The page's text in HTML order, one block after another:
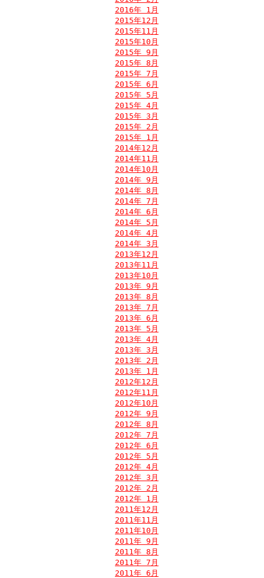
2016年 1月
2015年12月
2015年11月
2015年10月
2015年 9月
2015年 8月
2015年 7月
2015年 6月
2015年 5月
2015年 4月
2015年 3月
2015年 2月
2015年 1月
2014年12月
2014年11月
2014年10月
2014年 9月
2014年 8月
2014年 7月
2014年 6月
2014年 5月
2014年 4月
2014年 3月
2013年12月
2013年11月
2013年10月
2013年 9月
2013年 8月
2013年 7月
2013年 6月
2013年 5月
2013年 4月
2013年 3月
2013年 2月
2013年 1月
2012年12月
2012年11月
2012年10月
2012年 9月
2012年 8月
2012年 7月
2012年 6月
2012年 5月
2012年 4月
2012年 3月
2012年 2月
2012年 1月
2011年12月
2011年11月
2011年10月
2011年 9月
2011年 8月
2011年 7月
2011年 6月